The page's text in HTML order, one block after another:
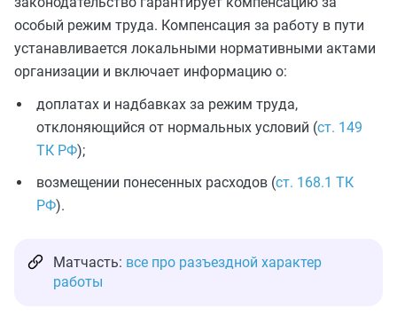
особый режим труда. Компенсация за работу в пути
устанавливается локальными нормативными актами
организации и включает информацию о:
доплатах и надбавках за режим труда,
отклоняющийся от нормальных условий (ст. 149
ТК РФ);
возмещении понесенных расходов (ст. 168.1 ТК
РФ).
Матчасть: все про разъездной характер
работы